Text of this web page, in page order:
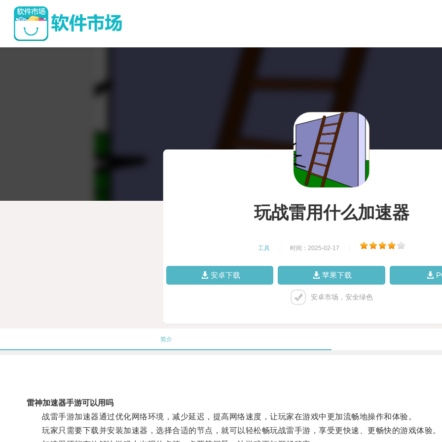
玩战雷用什么加速器
工具 时间：2025-02-17
安卓下载 苹果下载
安卓市场，安全绿色
简介
雷神加速器手游可以用吗
战雷手游加速器通过优化网络环境，减少延迟，提高网络速度，让玩家在游戏中更加流畅地操作和体验。
玩家只需要下载并安装加速器，选择合适的节点，就可以轻松畅玩战雷手游，享受更快速、更畅快的游戏体验。